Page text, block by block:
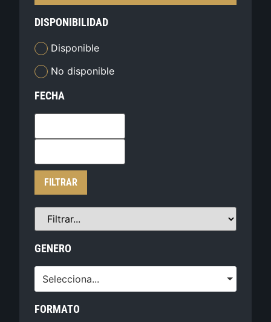
DISPONIBILIDAD
Disponible
No disponible
FECHA
FILTRAR
GENERO
Selecciona...
FORMATO